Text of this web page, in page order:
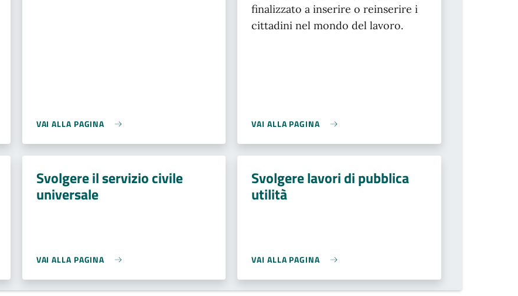
VAI ALLA PAGINA
finalizzato a inserire o reinserire i
cittadini nel mondo del lavoro.
VAI ALLA PAGINA
Svolgere il servizio civile
universale
VAI ALLA PAGINA
Svolgere lavori di pubblica
utilità
VAI ALLA PAGINA